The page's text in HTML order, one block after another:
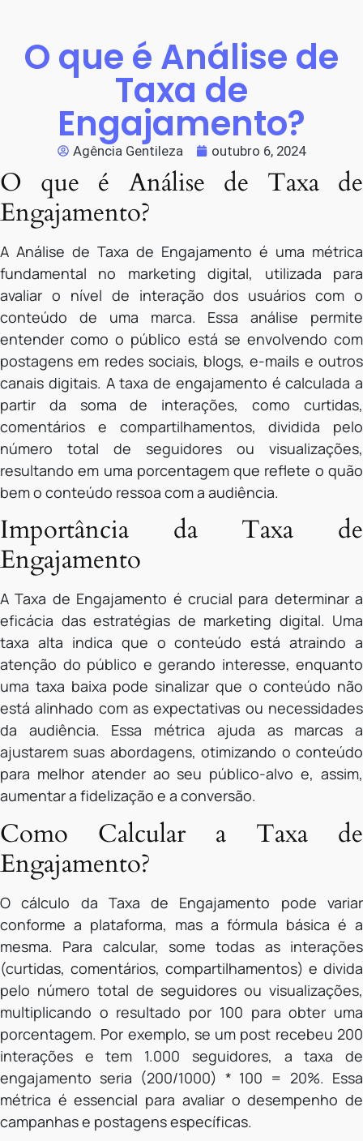
O que é Análise de
Taxa de
Engajamento?
Agência Gentileza outubro 6, 2024
O que é Análise de Taxa de
Engajamento?
A Análise de Taxa de Engajamento é uma métrica
fundamental no marketing digital, utilizada para
avaliar o nível de interação dos usuários com o
conteúdo de uma marca. Essa análise permite
entender como o público está se envolvendo com
postagens em redes sociais, blogs, e-mails e outros
canais digitais. A taxa de engajamento é calculada a
partir da soma de interações, como curtidas,
comentários e compartilhamentos, dividida pelo
número total de seguidores ou visualizações,
resultando em uma porcentagem que reflete o quão
bem o conteúdo ressoa com a audiência.
Importância da Taxa de
Engajamento
A Taxa de Engajamento é crucial para determinar a
eficácia das estratégias de marketing digital. Uma
taxa alta indica que o conteúdo está atraindo a
atenção do público e gerando interesse, enquanto
uma taxa baixa pode sinalizar que o conteúdo não
está alinhado com as expectativas ou necessidades
da audiência. Essa métrica ajuda as marcas a
ajustarem suas abordagens, otimizando o conteúdo
para melhor atender ao seu público-alvo e, assim,
aumentar a fidelização e a conversão.
Como Calcular a Taxa de
Engajamento?
O cálculo da Taxa de Engajamento pode variar
conforme a plataforma, mas a fórmula básica é a
mesma. Para calcular, some todas as interações
(curtidas, comentários, compartilhamentos) e divida
pelo número total de seguidores ou visualizações,
multiplicando o resultado por 100 para obter uma
porcentagem. Por exemplo, se um post recebeu 200
interações e tem 1.000 seguidores, a taxa de
engajamento seria (200/1000) * 100 = 20%. Essa
métrica é essencial para avaliar o desempenho de
campanhas e postagens específicas.